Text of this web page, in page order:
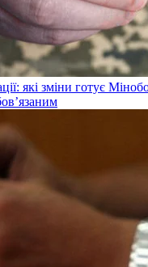
які зміни готує